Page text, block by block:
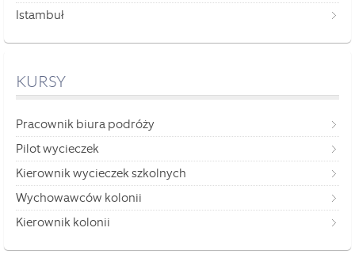
Istambuł
KURSY
Pracownik biura podróży
Pilot wycieczek
Kierownik wycieczek szkolnych
Wychowawców kolonii
Kierownik kolonii